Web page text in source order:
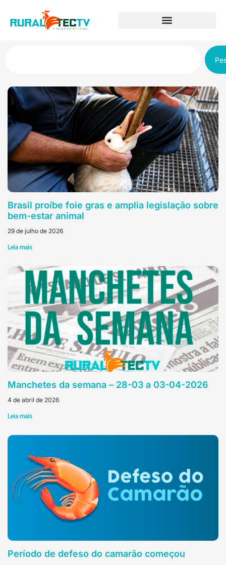
Brasil proíbe foie gras e amplia legislação sobre
bem-estar animal
29 de julho de 2026
Leia mais
Manchetes da semana – 28-03 a 03-04-2026
4 de abril de 2026
Leia mais
Período de defeso do camarão começou